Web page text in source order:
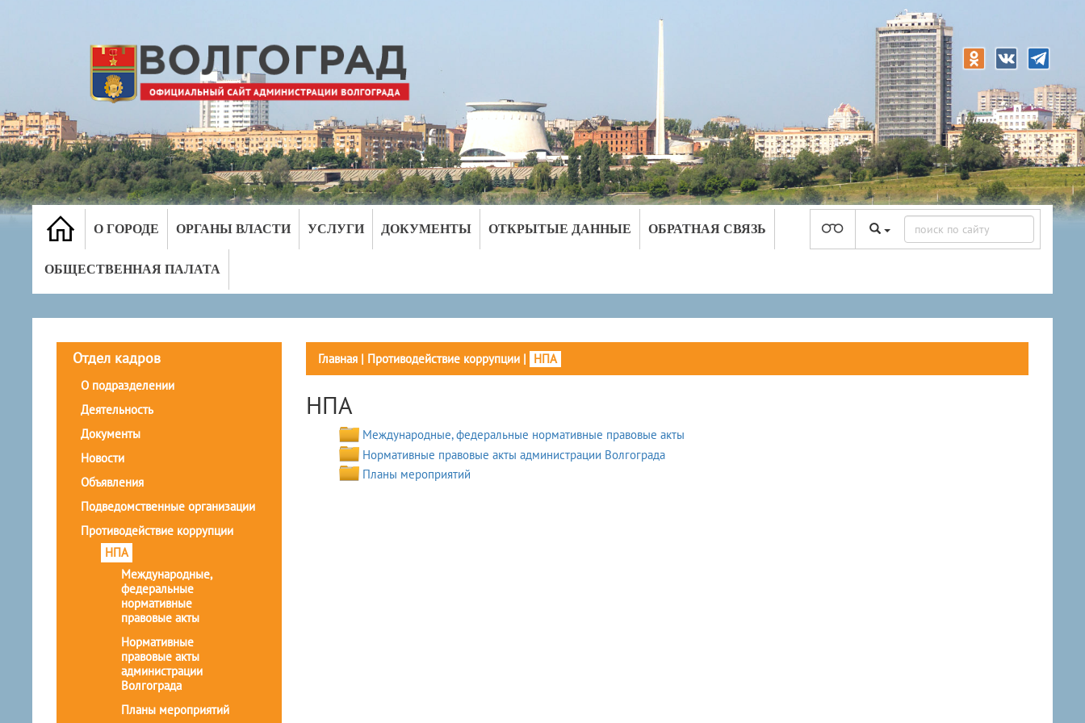
О ГОРОДЕ ОРГАНЫ ВЛАСТИ УСЛУГИ ДОКУМЕНТЫ ОТКРЫТЫЕ ДАННЫЕ ОБРАТНАЯ СВЯЗЬ
ОБЩЕСТВЕННАЯ ПАЛАТА
Отдел кадров
О подразделении
Деятельность
Документы
Новости
Объявления
Подведомственные организации
Противодействие коррупции
НПА
Международные,
федеральные
нормативные
правовые акты
Нормативные
правовые акты
администрации
Волгограда
Планы мероприятий
Главная| Противодействие коррупции| НПА
НПА
Международные, федеральные нормативные правовые акты
Нормативные правовые акты администрации Волгограда
Планы мероприятий